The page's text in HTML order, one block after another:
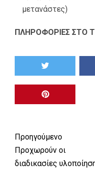
μετανάστες)
ΠΛΗΡΟΦΟΡΙΕΣ ΣΤΟ
Προηγούμενο
Προχωρούν οι
διαδικασίες